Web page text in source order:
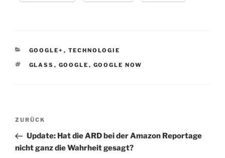
KATEGORIEN
GOOGLE+ , TECHNOLOGIE
SCHLAGWÖRTER
GLASS , GOOGLE , GOOGLE NOW
Beitragsnavigation
Vorheriger
Beitrag
ZURÜCK
Update: Hat die ARD bei der Amazon Reportage
nicht ganz die Wahrheit gesagt?